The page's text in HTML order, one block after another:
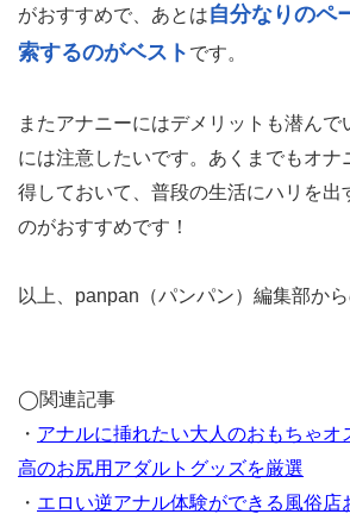
がおすすめで、あとは自分なりのペ
索するのがベスト です。
またアナニーにはデメリットも潜ん
には注意したいです。あくまでもオナ
得しておいて、普段の生活にハリを出
のがおすすめです！
以上、panpan（パンパン）編集部から
◯関連記事
・ アナルに挿れたい大人のおもちゃオ
高のお尻用アダルトグッズを厳選
・ エロい逆アナル体験ができる風俗店